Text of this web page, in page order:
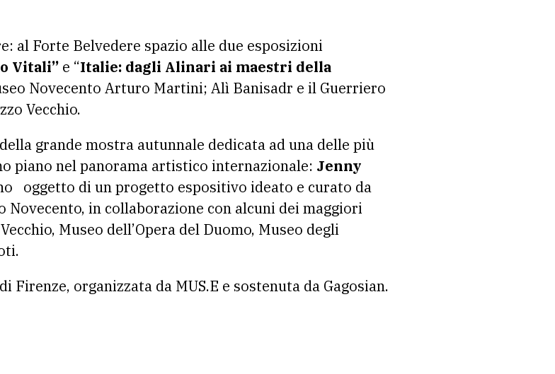
al Forte Belvedere spazio alle due esposizioni
Vitali” e “Italie: dagli Alinari ai maestri della
Novecento Arturo Martini; Alì Banisadr e il Guerriero
Vecchio.
grande mostra autunnale dedicata ad una delle più
piano nel panorama artistico internazionale: Jenny
oggetto di un progetto espositivo ideato e curato da
Novecento, in collaborazione con alcuni dei maggiori
Museo dell’Opera del Duomo, Museo degli
Firenze, organizzata da MUS.E e sostenuta da Gagosian.